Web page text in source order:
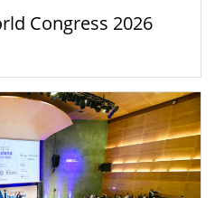
Congress 2026